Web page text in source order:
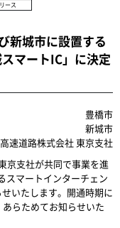
ース
新城市に設置する
マートIC」に決定
豊橋市
新城市
速道路株式会社 東京支社
京支社が共同で事業を進
スマートインターチェン
いたします。開通時期に
らためてお知らせいた